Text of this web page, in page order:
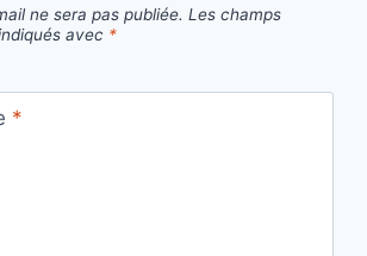
ne sera pas publiée. Les champs
avec *
*